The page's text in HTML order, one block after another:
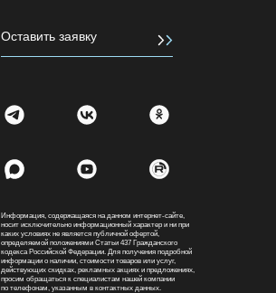
Информация, содержащаяся на данном интернет-сайте,
носит исключительно информационный характер и ни при
каких условиях не является публичной офертой,
определяемой положениями Статьи 437 Гражданского
кодекса Российской Федерации. Для получения подробной
информации о наличии, стоимости товаров или услуг,
действующих скидках, рекламных акциях и предложениях,
просим обращаться к специалистам нашей компании
по телефонам, указанным в контактных данных.
Оставить заявку